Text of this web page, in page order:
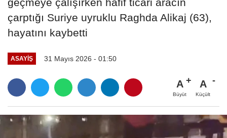
çarptığı Suriye uyruklu Raghda Alikaj (63),
hayatını kaybetti
ASAYIŞ 31 Mayıs 2026 - 01:50
A
Büyüt
A
Küçült